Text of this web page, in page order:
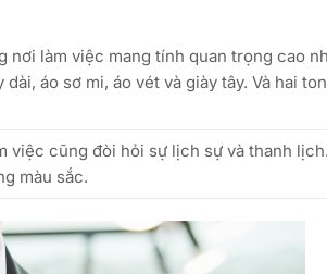
nơi làm việc mang tính quan trọng cao
áo sơ mi, áo vét và giày tây. Và hai
việc cũng đòi hỏi sự lịch sự và thanh
màu sắc.